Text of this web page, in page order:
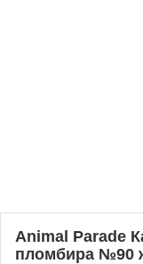
Animal Parade
пломбира №90